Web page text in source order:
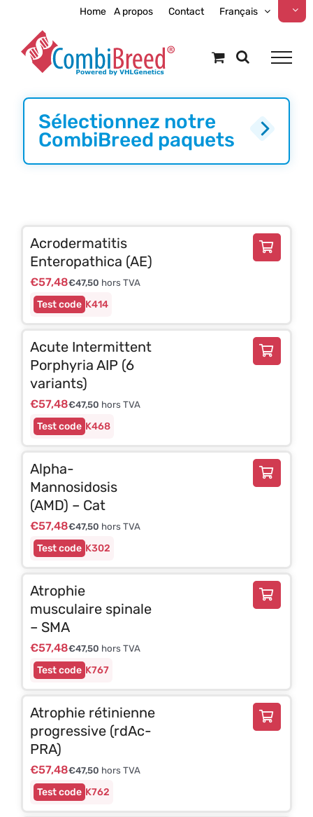
content
Home A propos Contact Français
Sélectionnez notre
CombiBreed paquets
K414
Acrodermatitis
Enteropathica (AE)
€57,48€47,50 hors TVA
K468
Acute Intermittent
Porphyria AIP (6
variants)
€57,48€47,50 hors TVA
K302
Alpha-
Mannosidosis
(AMD) – Cat
€57,48€47,50 hors TVA
K767
Atrophie
musculaire spinale
– SMA
€57,48€47,50 hors TVA
K762
Atrophie rétinienne
progressive (rdAc-
PRA)
€57,48€47,50 hors TVA